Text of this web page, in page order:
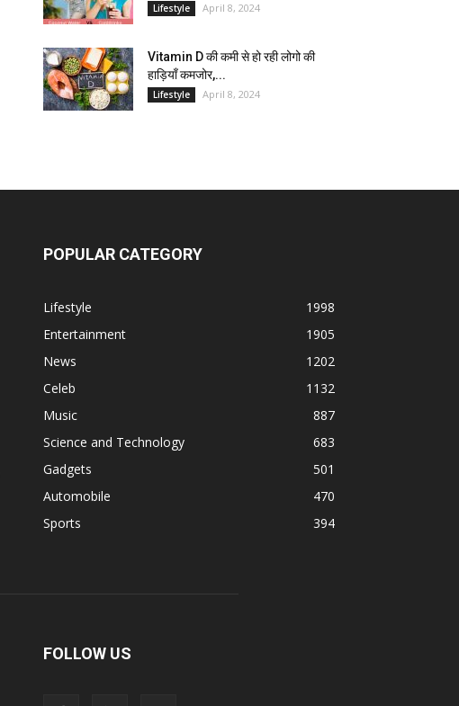
Lifestyle April 8, 2024
Vitamin D की कमी से हो रही लोगो की
हाड़ियाँ कमजोर,...
Lifestyle April 8, 2024
POPULAR CATEGORY
Lifestyle
1998
Entertainment
1905
News
1202
Celeb
1132
Music
887
Science and Technology
683
Gadgets
501
Automobile
470
Sports
394
FOLLOW US